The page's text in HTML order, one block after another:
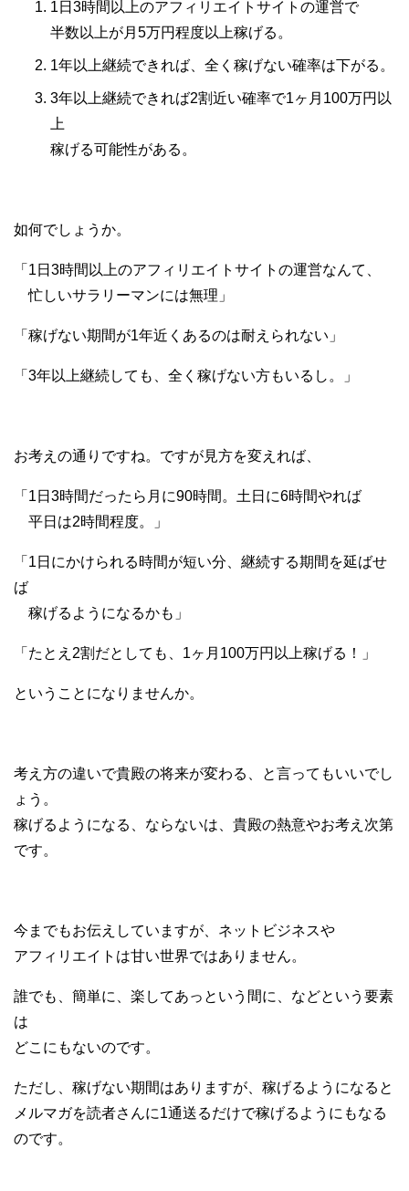
1日3時間以上のアフィリエイトサイトの運営で
半数以上が月5万円程度以上稼げる。
1年以上継続できれば、全く稼げない確率は下がる。
3年以上継続できれば2割近い確率で1ヶ月100万円以
上
稼げる可能性がある。
如何でしょうか。
「1日3時間以上のアフィリエイトサイトの運営なんて、
忙しいサラリーマンには無理」
「稼げない期間が1年近くあるのは耐えられない」
「3年以上継続しても、全く稼げない方もいるし。」
お考えの通りですね。ですが見方を変えれば、
「1日3時間だったら月に90時間。土日に6時間やれば
平日は2時間程度。」
「1日にかけられる時間が短い分、継続する期間を延ばせ
ば
稼げるようになるかも」
「たとえ2割だとしても、1ヶ月100万円以上稼げる！」
ということになりませんか。
考え方の違いで貴殿の将来が変わる、と言ってもいいでし
ょう。
稼げるようになる、ならないは、貴殿の熱意やお考え次第
です。
今までもお伝えしていますが、ネットビジネスや
アフィリエイトは甘い世界ではありません。
誰でも、簡単に、楽してあっという間に、などという要素
は
どこにもないのです。
ただし、稼げない期間はありますが、稼げるようになると
メルマガを読者さんに1通送るだけで稼げるようにもなる
のです。